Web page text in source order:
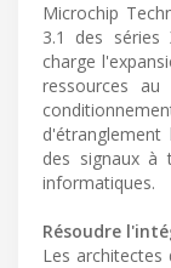
Microchip
3.1 des séries
charge
ressources
des signaux à
informatiques.
Résoudre
Les